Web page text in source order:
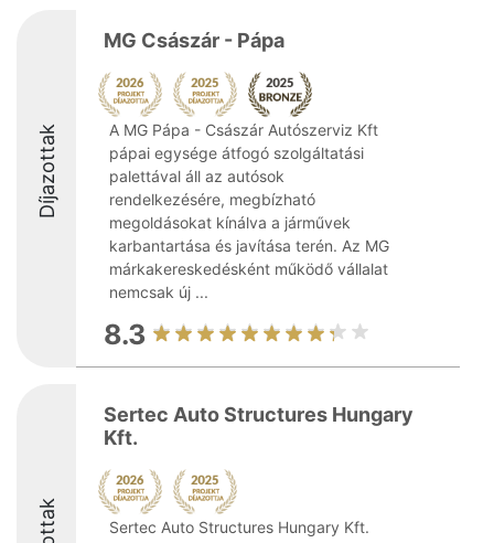
Díjazottak
MG Császár - Pápa
A MG Pápa - Császár Autószerviz Kft
pápai egysége átfogó szolgáltatási
palettával áll az autósok
rendelkezésére, megbízható
megoldásokat kínálva a járművek
karbantartása és javítása terén. Az MG
márkakereskedésként működő vállalat
nemcsak új ...
8.3
Sertec Auto Structures Hungary
Kft.
Sertec Auto Structures Hungary Kft.